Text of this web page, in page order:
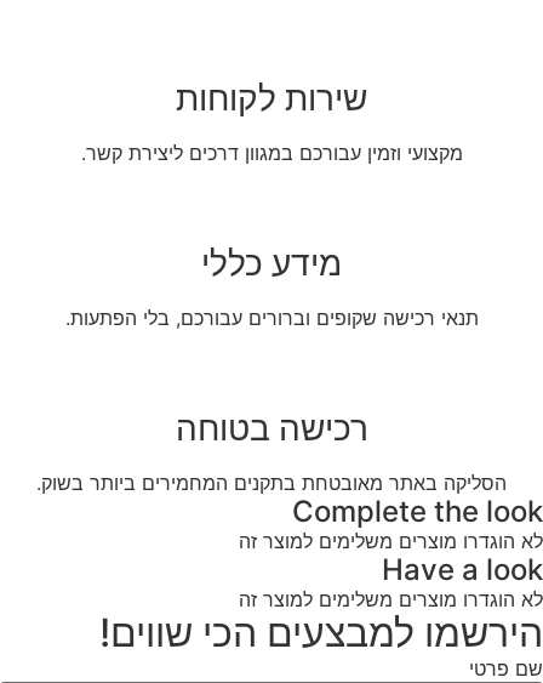
שירות לקוחות
מקצועי וזמין עבורכם במגוון דרכים ליצירת קשר.
מידע כללי
תנאי רכישה שקופים וברורים עבורכם, בלי הפתעות.
רכישה בטוחה
הסליקה באתר מאובטחת בתקנים המחמירים ביותר בשוק.
Complete the look
לא הוגדרו מוצרים משלימים למוצר זה
Have a look
לא הוגדרו מוצרים משלימים למוצר זה
הירשמו למבצעים הכי שווים!
שם פרטי